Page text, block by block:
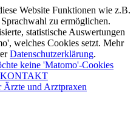
Website Funktionen wie z.B.
zu ermöglichen.
statistische Auswertungen
welches Cookies setzt. Mehr
Datenschutzerklärung.
keine 'Matomo'-Cookies
KONTAKT